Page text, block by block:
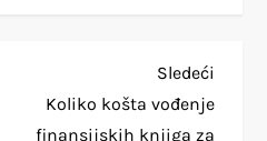
Post
Sledeći
Koliko košta vođenje
finansijskih knjiga za